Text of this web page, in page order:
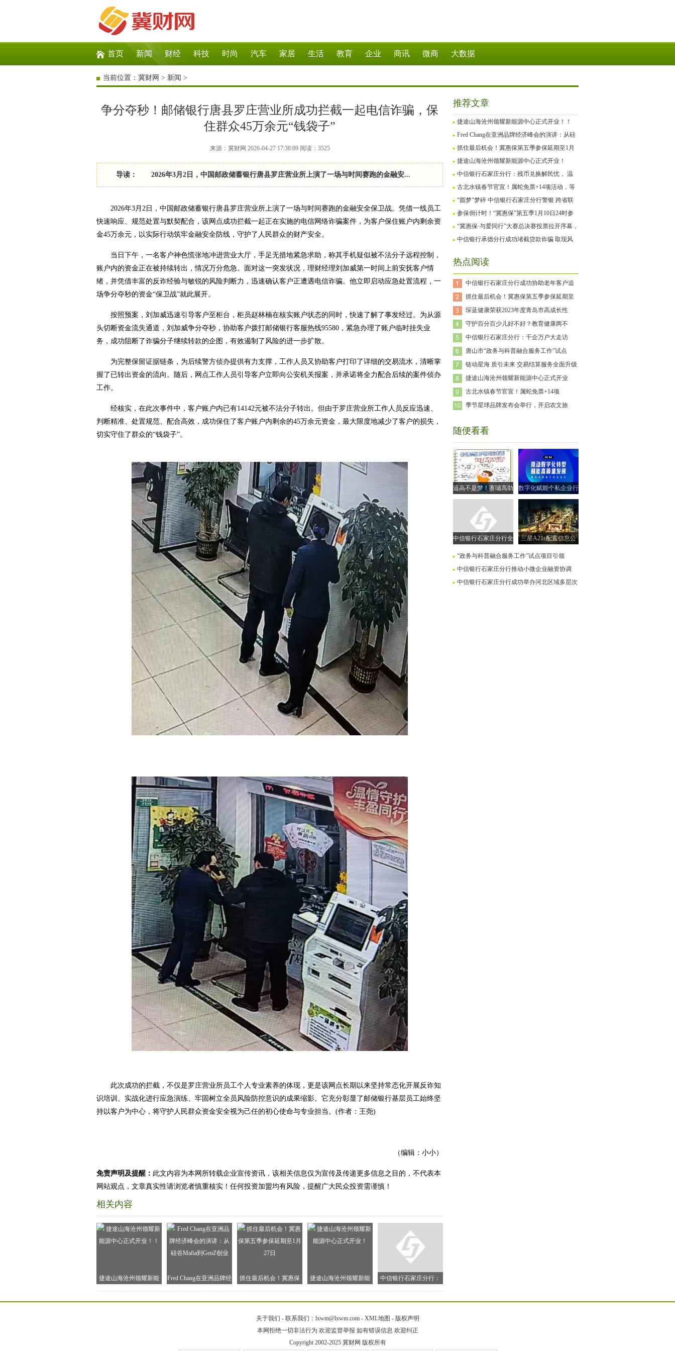
首页 新闻 财经 科技 时尚 汽车 家居 生活 教育 企业 商讯 微商 大数据
当前位置： 冀财网 > 新闻 >
争分夺秒！邮储银行唐县罗庄营业所成功拦截一起电信诈骗，保
住群众45万余元“钱袋子”
来源：冀财网 2026-04-27 17:38:09 阅读： 3525
导读： 2026年3月2日，中国邮政储蓄银行唐县罗庄营业所上演了一场与时间赛跑的金融安...
2026年3月2日，中国邮政储蓄银行唐县罗庄营业所上演了一场与时间赛跑的金融安全保卫战。凭借一线员工
快速响应、规范处置与默契配合，该网点成功拦截一起正在实施的电信网络诈骗案件，为客户保住账户内剩余资
金45万余元，以实际行动筑牢金融安全防线，守护了人民群众的财产安全。
当日下午，一名客户神色慌张地冲进营业大厅，手足无措地紧急求助，称其手机疑似被不法分子远程控制，
账户内的资金正在被持续转出，情况万分危急。面对这一突发状况，理财经理刘加威第一时间上前安抚客户情
绪，并凭借丰富的反诈经验与敏锐的风险判断力，迅速确认客户正遭遇电信诈骗。他立即启动应急处置流程，一
场争分夺秒的资金“保卫战”就此展开。
按照预案，刘加威迅速引导客户至柜台，柜员赵林楠在核实账户状态的同时，快速了解了事发经过。为从源
头切断资金流失通道，刘加威争分夺秒，协助客户拨打邮储银行客服热线95580，紧急办理了账户临时挂失业
务，成功阻断了诈骗分子继续转款的企图，有效遏制了风险的进一步扩散。
为完整保留证据链条，为后续警方侦办提供有力支撑，工作人员又协助客户打印了详细的交易流水，清晰掌
握了已转出资金的流向。随后，网点工作人员引导客户立即向公安机关报案，并承诺将全力配合后续的案件侦办
工作。
经核实，在此次事件中，客户账户内已有14142元被不法分子转出。但由于罗庄营业所工作人员反应迅速、
判断精准、处置规范、配合高效，成功保住了客户账户内剩余的45万余元资金，最大限度地减少了客户的损失，
切实守住了群众的“钱袋子”。
此次成功的拦截，不仅是罗庄营业所员工个人专业素养的体现，更是该网点长期以来坚持常态化开展反诈知
识培训、实战化进行应急演练、牢固树立全员风险防控意识的成果缩影。它充分彰显了邮储银行基层员工始终坚
持以客户为中心，将守护人民群众资金安全视为己任的初心使命与专业担当。(作者：王尧)
（编辑：小小）
免责声明及提醒： 此文内容为本网所转载企业宣传资讯，该相关信息仅为宣传及传递更多信息之目的，不代表本
网站观点，文章真实性请浏览者慎重核实！任何投资加盟均有风险，提醒广大民众投资需谨慎！
相关内容
捷途山海沧州领耀新能
源中心正式开业！！
Fred Chang在亚洲品牌经
济峰会的演讲：从硅谷
Mafia到GenZ创业
抓住最后机会！冀惠保
第五季参保延期至1月27
日
捷途山海沧州领耀新能
源中心正式开业！
中信银行石家庄分行：
残币兑换解民忧， 温情
服务暖人心
推荐文章
捷途山海沧州领耀新能源中心正式开业！！
Fred Chang在亚洲品牌经济峰会的演讲：从硅
谷Mafia到GenZ创业
抓住最后机会！冀惠保第五季参保延期至1月
27日
捷途山海沧州领耀新能源中心正式开业！
中信银行石家庄分行：残币兑换解民忧， 温
情服务暖人心
古北水镇春节官宣！属蛇免票+14项活动，等
你来“闹”新春！
“圆梦”梦碎 中信银行石家庄分行警银 跨省联
动为客户追回被骗资金
参保倒计时！“冀惠保”第五季1月10日24时参
保通道关闭！！
“冀惠保·与爱同行”大赛总决赛投票拉开序幕，
用爱点亮特殊儿童的未来
中信银行承德分行成功堵截贷款诈骗 取现风
热点阅读
中信银行石家庄分行成功协助老年客户追
抓住最后机会！冀惠保第五季参保延期至
琛蓝健康荣获2023年度青岛市高成长性
守护百分百少儿好不好？教育健康两不
中信银行石家庄分行：千企万户大走访
唐山市“政务与科普融合服务工作”试点
链动星海 质引未来 交易结算服务全面升级
捷途山海沧州领耀新能源中心正式开业
古北水镇春节官宣！属蛇免票+14项
季节星球品牌发布会举行，开启农文旅
随便看看
追高不是梦！赛哺高助
力实现孩子的“黄金身
高”
数字化赋能个私企业行
| 走进衡水市 共探转型
新路径
中信银行石家庄分行全
三星A21s配置信息公
“政务与科普融合服务工作”试点项目引领
中信银行石家庄分行推动小微企业融资协调
中信银行石家庄分行成功举办河北区域多层次
关于我们 - 联系我们：lxwm@lxwm.com - XML地图 - 版权声明
本网拒绝一切非法行为 欢迎监督举报 如有错误信息 欢迎纠正
Copyright 2002-2025 冀财网 版权所有